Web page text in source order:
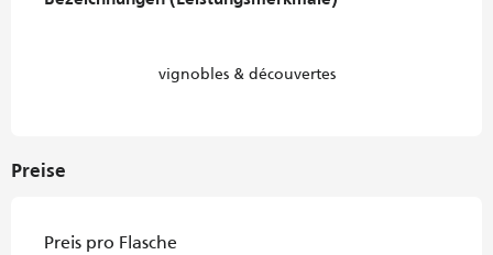
vignobles & découvertes
Preise
Preis pro Flasche